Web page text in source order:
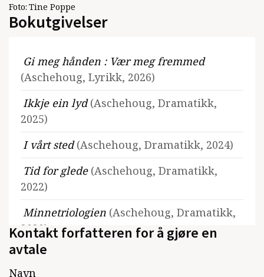
Foto: Tine Poppe
Bokutgivelser
Gi meg hånden : Vær meg fremmed
(Aschehoug, Lyrikk, 2026)
Ikkje ein lyd(Aschehoug, Dramatikk,
2025)
I vårt sted(Aschehoug, Dramatikk, 2024)
Tid for glede (Aschehoug, Dramatikk,
2022)
Minnetriologien (Aschehoug, Dramatikk,
2020)
Meg nær
Kontakt forfatteren for å gjøre en
avtale
Navn